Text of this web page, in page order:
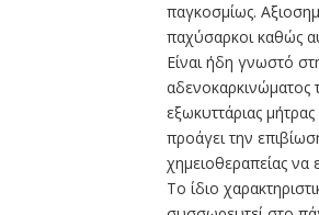
παγκοσμίως.
παχύσαρκοι καθώς
Είναι ήδη γνωστό
εξωκυττάριας
προάγει την
χημειοθεραπείας
Το ίδιο